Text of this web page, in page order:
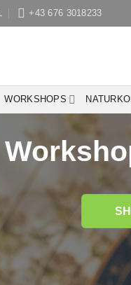
+43 676 3018233
WORKSHOPS